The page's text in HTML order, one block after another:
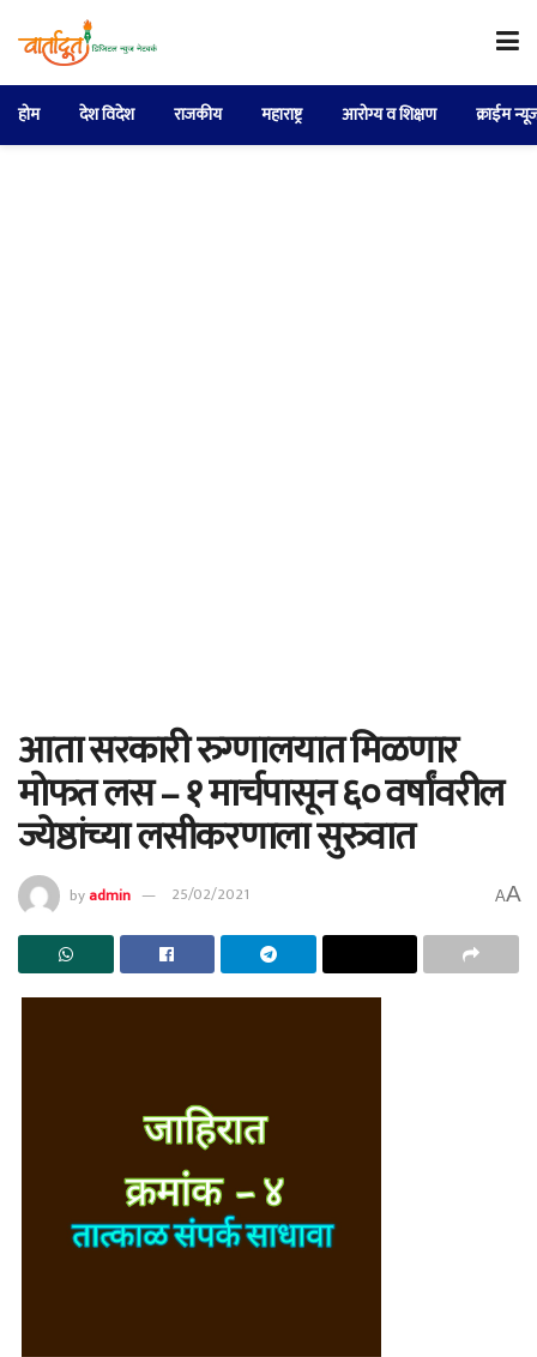
होम देश विदेश राजकीय महाराष्ट्र आरोग्य व शिक्षण क्राईम
आता सरकारी रुग्णालयात मिळणार
मोफत लस – १ मार्चपासून ६० वर्षांवरील
ज्येष्ठांच्या लसीकरणाला सुरुवात
byadmin 25/02/2021 AA